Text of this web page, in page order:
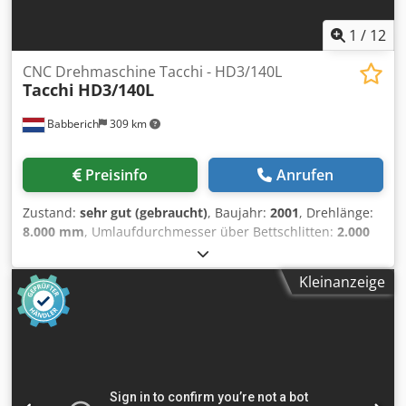
1 / 12
Babberich 309 km
CNC Drehmaschine Tacchi - HD3/140L
Tacchi HD3/140L
Preisinfo Anrufen
Zustand: sehr gut (gebraucht), Baujahr: 2001, Drehlänge:
8.000 mm, Umlaufdurchmesser über Bettschlitten: 2.000
, Werkstückgewicht (max.):
Umlaufdurchmesser über Oberschlitten:1.550 mm,
Drehdurchmesser Bett Ø 2000 mm Drehdurchmesser
Schlitten 1550 mm Drehlänge 8000 mm Spindelbohrung
150 mm Leistung Spindel 95 kW Bettbreite 1400 mm Pinole
Kleinanzeige